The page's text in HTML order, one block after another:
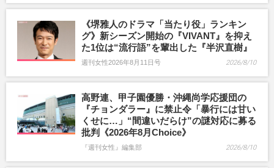
《堺雅人のドラマ「当たり役」ランキン
グ》新シーズン開始の『VIVANT』を抑え
た1位は“流行語”を輩出した『半沢直樹』
週刊女性2026年8月11日号 2026/8/10
高野連、甲子園優勝・沖縄尚学応援団の
『チョンダラー』に禁止令「暴行には甘い
くせに…」“間違いだらけ”の謎対応に募る
批判《2026年8月Choice》
『週刊女性』編集部 2026/8/10